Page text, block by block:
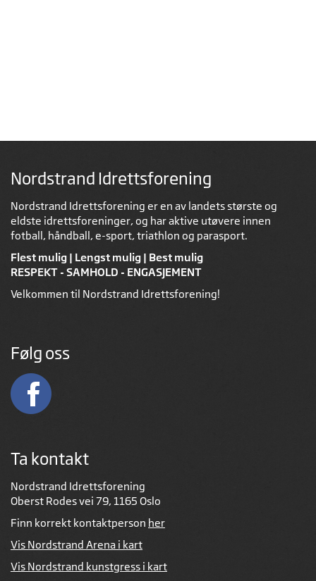
Nordstrand Idrettsforening
Nordstrand Idrettsforening er en av landets største og
eldste idrettsforeninger, og har aktive utøvere innen
fotball, håndball, e-sport, triathlon og parasport.
Flest mulig | Lengst mulig | Best mulig
RESPEKT - SAMHOLD - ENGASJEMENT
Velkommen til Nordstrand Idrettsforening!
Følg oss
Ta kontakt
Nordstrand Idrettsforening
Oberst Rodes vei 79, 1165 Oslo
Finn korrekt kontaktperson her
Vis Nordstrand Arena i kart
Vis Nordstrand kunstgress i kart